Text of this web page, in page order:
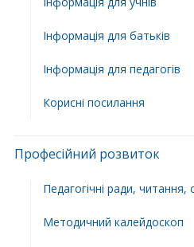
Інформація для батьків
Інформація для педагогів
Корисні посилання
Професійний розвиток
Педагогічні ради, читання,
Методичний калейдоскоп